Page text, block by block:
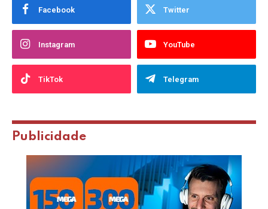
Facebook Twitter
Instagram YouTube
TikTok Telegram
Publicidade